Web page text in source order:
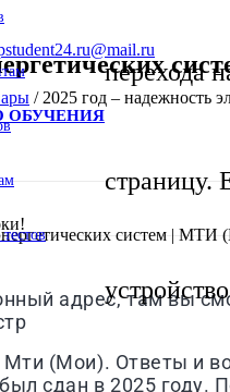
ОБУЧЕНИЯ
перехода
страницу.
/ 2025 год – надежность
систем |
адрес, там вы
Мти (Мои). Ответы и
сдан в 2025 году.